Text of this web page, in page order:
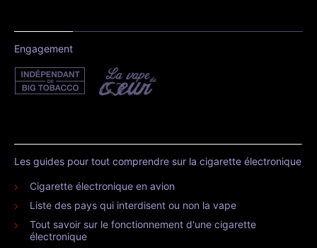
Engagement
Les guides pour tout comprendre sur la cigarette électronique
Cigarette électronique en avion
Liste des pays qui interdisent ou non la vape
Tout savoir sur le fonctionnement d'une cigarette
électronique